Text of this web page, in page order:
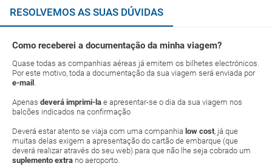
RESOLVEMOS AS SUAS DÚVIDAS
Como receberei a documentação da minha viagem?
Quase todas as companhias aéreas já emitem os bilhetes electrónicos.
Por este motivo, toda a documentação da sua viagem será enviada por
e-mail .
Apenas deverá imprimi-la e apresentar-se o dia da sua viagem nos
balcões indicados na confirmação
Deverá estar atento se viaja com uma companhia low cost, já que
muitas delas exigem a apresentação do cartão de embarque (que
deverá realizar através do seu web) para que não lhe seja cobrado um
suplemento extra no aeroporto.